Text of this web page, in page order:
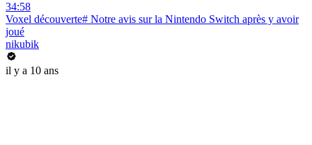
34:58
Voxel découverte# Notre avis sur la Nintendo Switch après y avoir
joué
nikubik
il y a 10 ans